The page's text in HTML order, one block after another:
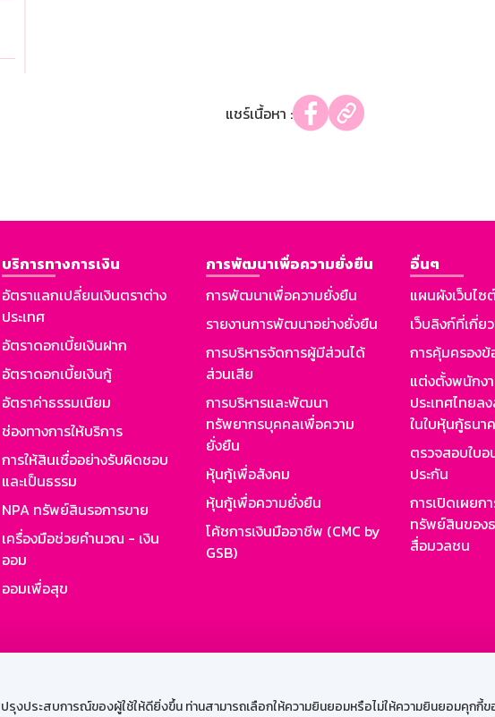
รุงประสบการณ์ของผู้ใช้ให้ดียิ่งขึ้น ท่านสามารถเลือกให้ความยินยอมหรือไม่ให้ความยินยอมคุกกี้ข
แชร์เนื้อหา :
บริการทางการเงิน
อัตราแลกเปลี่ยนเงินตราต่าง
ประเทศ
อัตราดอกเบี้ยเงินฝาก
อัตราดอกเบี้ยเงินกู้
อัตราค่าธรรมเนียม
ช่องทางการให้บริการ
การให้สินเชื่ออย่างรับผิดชอบ
และเป็นธรรม
NPA ทรัพย์สินรอการขาย
เครื่องมือช่วยคำนวณ - เงิน
ออม
ออมเพื่อสุข
การพัฒนาเพื่อความยั่งยืน
การพัฒนาเพื่อความยั่งยืน
รายงานการพัฒนาอย่างยั่งยืน
การบริหารจัดการผู้มีส่วนได้
ส่วนเสีย
การบริหารและพัฒนา
ทรัพยากรบุคคลเพื่อความ
ยั่งยืน
หุ้นกู้เพื่อสังคม
หุ้นกู้เพื่อความยั่งยืน
โค้ชการเงินมืออาชีพ (CMC by
GSB)
อื่นๆ
แผนผังเว็บไซ
เว็บลิงก์ที่เกี่ย
การคุ้มครอง
แต่งตั้งพนักง
ประเทศไทยล
ในใบหุ้นกู้ธนา
ตรวจสอบใบ
ประกัน
การเปิดเผยก
ทรัพย์สินของ
สื่อมวลชน